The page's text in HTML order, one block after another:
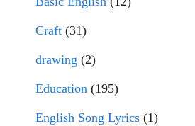
Craft (31)
drawing (2)
Education (195)
English Song Lyrics (1)